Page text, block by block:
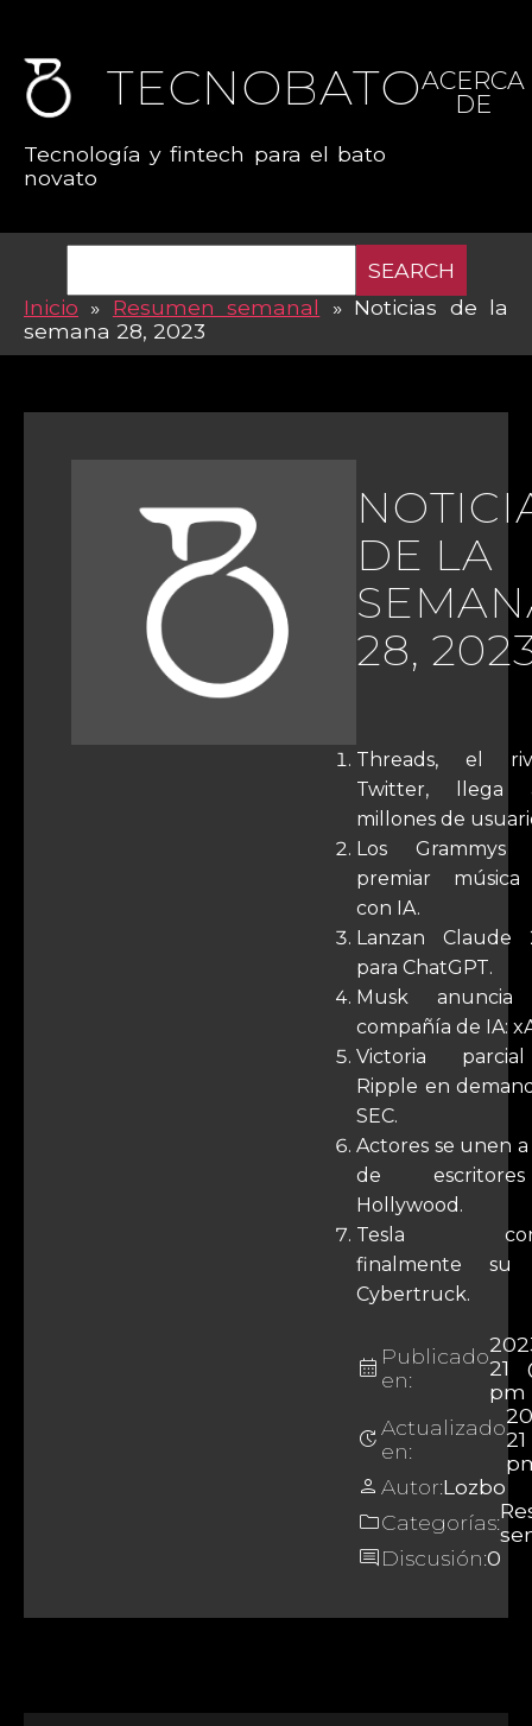
TECNOBATO
Tecnología y fintech para el bato
novato
ACERCA
DE
SEARCH
Inicio » Resumen semanal » Noticias de la
semana 28, 2023
DE LA
28,
Threads, el
Twitter, llega
millones de
Los Grammys
premiar
con IA.
Lanzan Claude
para ChatGPT.
Musk anuncia
compañía de IA:
Victoria
Ripple en
SEC.
Actores se unen
de
Hollywood.
Tesla
finalmente su
Cybertruck.
calendar_month Publicado
en:
21
pm
updateActualizado
en:
person Autor:Lozbo
folderCategorías:
commentDiscusión:0